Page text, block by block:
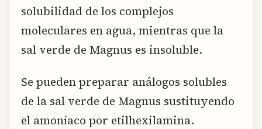
solubilidad de los complejos
moleculares en agua, mientras que la
sal verde de Magnus es insoluble.
Se pueden preparar análogos solubles
de la sal verde de Magnus sustituyendo
el amoníaco por etilhexilamina.